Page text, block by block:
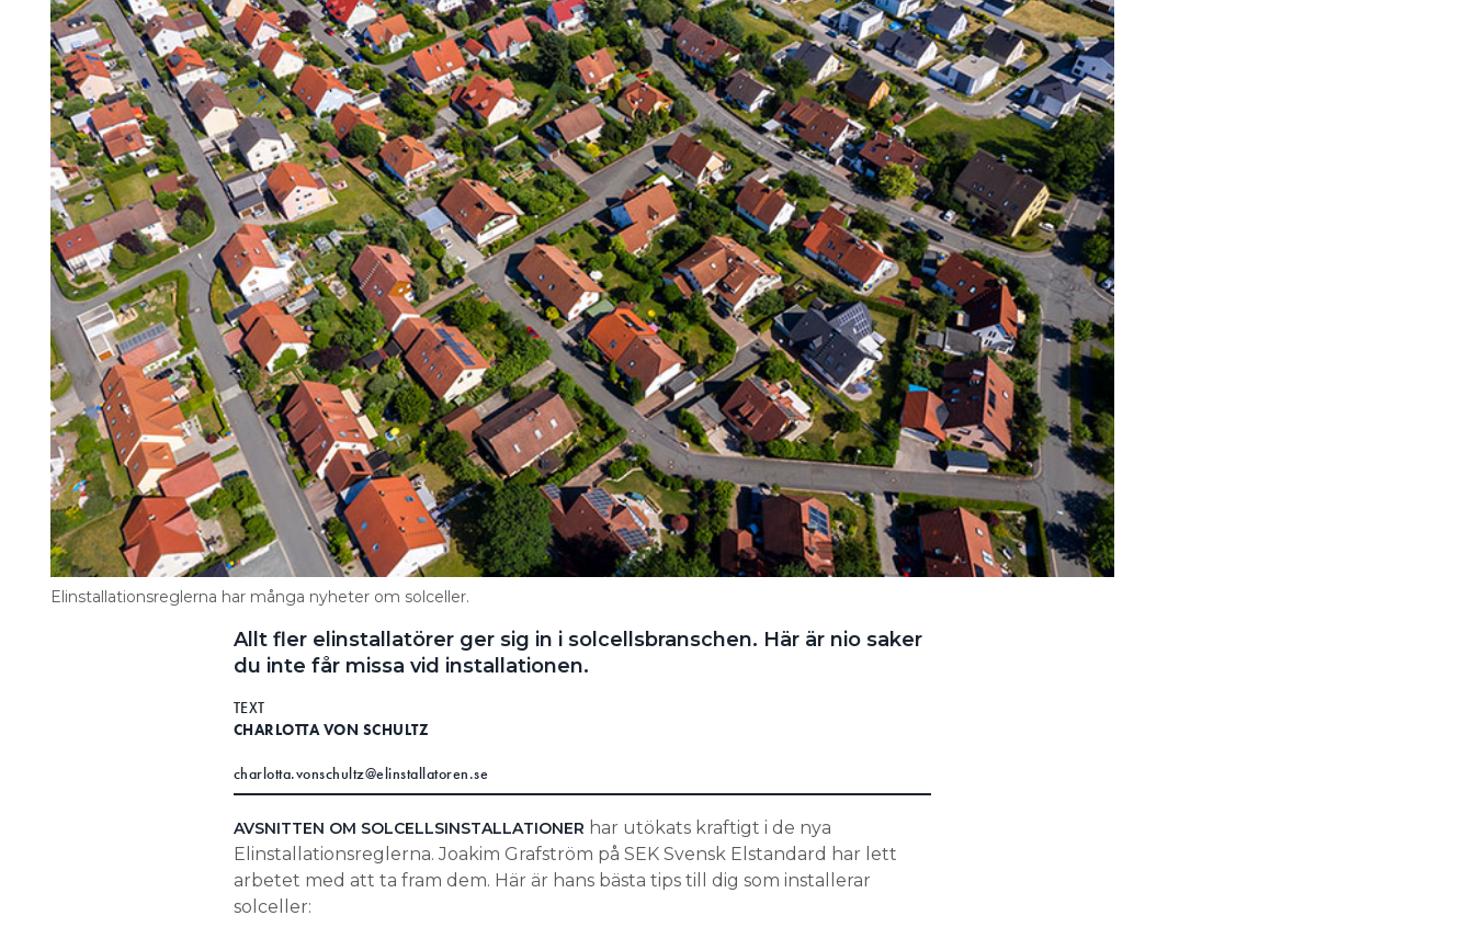
Search for:
SEARCH
Elinstallationsreglerna har många nyheter om solceller.
Allt fler elinstallatörer ger sig in i solcellsbranschen. Här är nio saker
du inte får missa vid installationen.
TEXT
CHARLOTTA VON SCHULTZ
charlotta.vonschultz@elinstallatoren.se
AVSNITTEN OM SOLCELLSINSTALLATIONER har utökats kraftigt i de nya
Elinstallationsreglerna. Joakim Grafström på SEK Svensk Elstandard har lett
arbetet med att ta fram dem. Här är hans bästa tips till dig som installerar
solceller: